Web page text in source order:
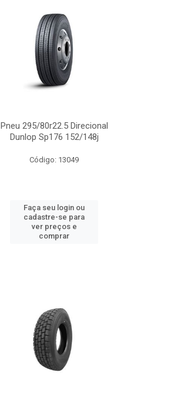
Pneu 295/80r22.5 Direcional
Dunlop Sp176 152/148j
Código: 13049
Faça seu login ou
cadastre-se para
ver preços e
comprar